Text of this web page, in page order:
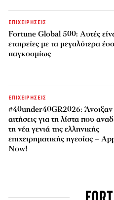
ΕΠΙΧΕΙΡΗΣΕΙΣ
Fortune Global 500: Αυτές
εταιρείες με τα μεγαλύτερα
παγκοσμίως
ΕΠΙΧΕΙΡΗΣΕΙΣ
#40under40GR2026: Άνοιξαν
αιτήσεις για τη λίστα που
τη νέα γενιά της ελληνικής
επιχειρηματικής ηγεσίας –
Now!